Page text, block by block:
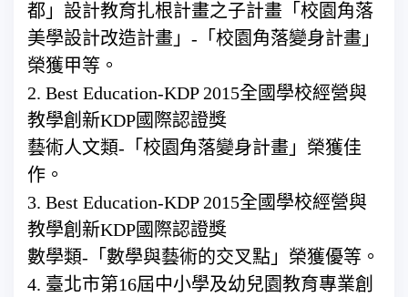
都」設計教育扎根計畫之子計畫「校園角落
美學設計改造計畫」-「校園角落變身計畫」
榮獲甲等。
2. Best Education-KDP 2015全國學校經營與
教學創新KDP國際認證獎
藝術人文類-「校園角落變身計畫」榮獲佳
作。
3. Best Education-KDP 2015全國學校經營與
教學創新KDP國際認證獎
數學類-「數學與藝術的交叉點」榮獲優等。
4. 臺北市第16屆中小學及幼兒園教育專業創